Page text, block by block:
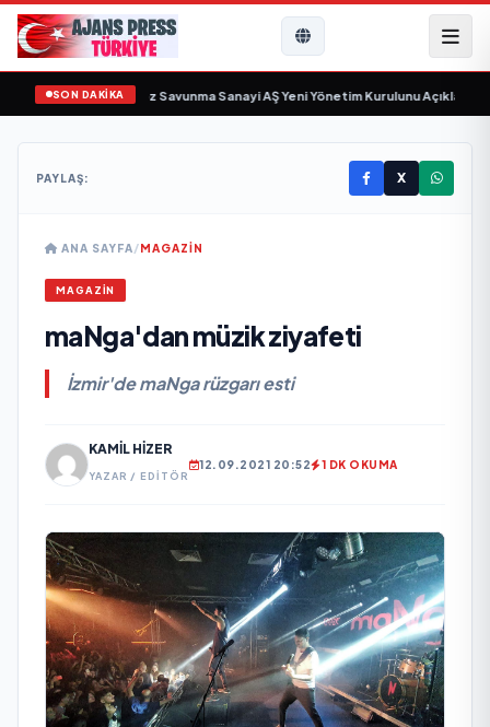
SON DAKİKA
gün sayıyor• Açıkgöz Savunma Sanayi AŞ Yeni Yönetim Kurulunu Açıkladı
PAYLAŞ: X
ANA SAYFA/MAGAZİN
MAGAZİN
maNga'dan müzik ziyafeti
İzmir'de maNga rüzgarı esti
KAMIL HIZER
YAZAR / EDITÖR
12.09.2021 20:52 1 DK OKUMA